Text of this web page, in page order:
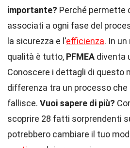
importante? Perché permette
associati a ogni fase del
la sicurezza e l'efficienza. In
qualità è tutto, PFMEA diventa
Conoscere i dettagli di questo
differenza tra un processo che
fallisce. Vuoi sapere di più?
scoprire 28 fatti sorprendenti
potrebbero cambiare il tuo